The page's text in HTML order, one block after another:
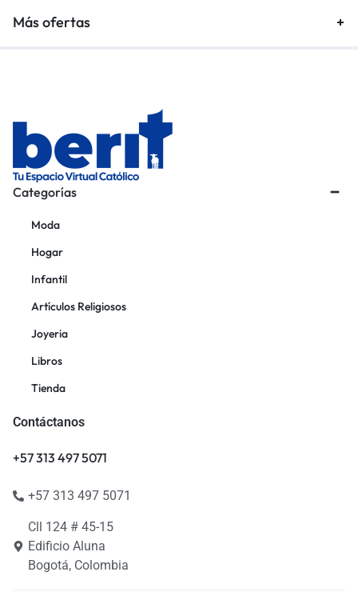
Más ofertas
Categorías
Moda
Hogar
Infantil
Artículos Religiosos
Joyeria
Libros
Tienda
Contáctanos
+57 313 497 5071
+57 313 497 5071
Cll 124 # 45-15
Edificio Aluna
Bogotá, Colombia